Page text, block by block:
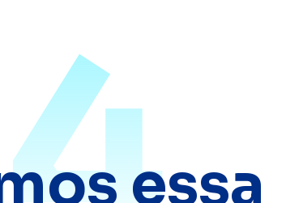
essa